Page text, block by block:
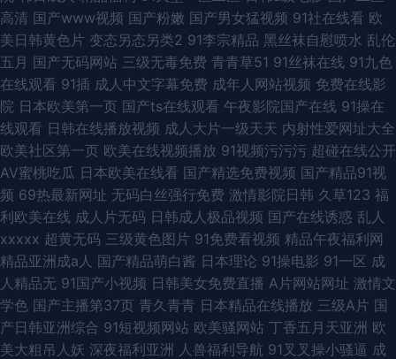
高清 国产www视频 国产粉嫩 国产男女猛视频 91社在线看 欧
美日韩黄色片 变态另态另类2 91李宗精品 黑丝袜自慰喷水 乱伦
五月 国产无码网站 三级无毒免费 青青草51 91丝袜在线 91九色
在线观看 91插 成人中文字幕免费 成年人网站视频 免费在线影
院 日本欧美第一页 国产ts在线观看 午夜影院国产在线 91操在
线观看 日韩在线播放视频 成人大片一级天天 内射性爱网址大全
欧美社区第一页 欧美在线视频播放 91视频污污污 超碰在线公开
AV蜜桃吃瓜 日本欧美在线看 国产精选免费视频 国产精品91视
频 69热最新网址 无码白丝强行免费 激情影院日韩 久草123 福
利欧美在线 成人片无码 日韩成人极品视频 国产在线诱惑 乱人
xxxxx 超黄无码 三级黄色图片 91免费看视频 精品午夜福利网
精品亚洲成a人 国产精品萌白酱 日本理论 91操电影 91一区 成
人精品无 91国产小视频 日韩美女免费直播 A片网站网址 激情文
学色 国产主播第37页 青久青青 日本精品在线播放 三级A片 国
产日韩亚洲综合 91短视频网站 欧美骚网站 丁香五月天亚洲 欧
美大粗吊人妖 深夜福利亚洲 人兽福利导航 91叉叉操小骚逼 成